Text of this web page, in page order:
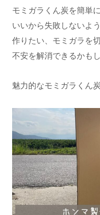
モミガラくん炭を簡単
いいから失敗しないよ
作りたい、モミガラを
不安を解消できるかも
魅力的なモミガラくん